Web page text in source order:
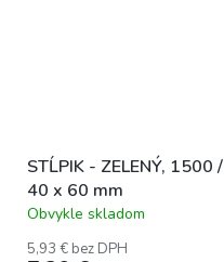
STĹPIK - ZELENÝ, 1500 /
40 x 60 mm
Obvykle skladom
5,93 € bez DPH